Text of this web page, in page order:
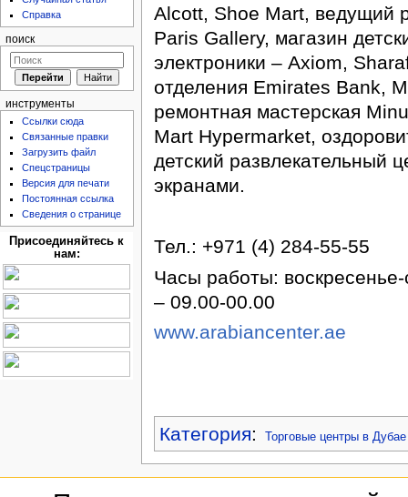
Alcott, Shoe Mart, ведущий
Paris Gallery, магазин
электроники – Axiom,
отделения Emirates Bank,
ремонтная мастерская
Mart Hypermarket,
детский развлекательный
экранами.
Тел.: +971 (4) 284-55-55
Часы работы:
– 09.00-00.00
www.arabiancenter.ae
Категория: Торговые центры в Дубае
Справка
поиск
инструменты
Ссылки сюда
Связанные правки
Загрузить файл
Спецстраницы
Версия для печати
Постоянная ссылка
Сведения о странице
Присоединяйтесь к
нам: